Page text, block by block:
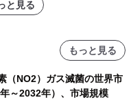
を公開～
と見る
もっと見る
（NO2）ガス滅菌の世界市
～2032年）、市場規模